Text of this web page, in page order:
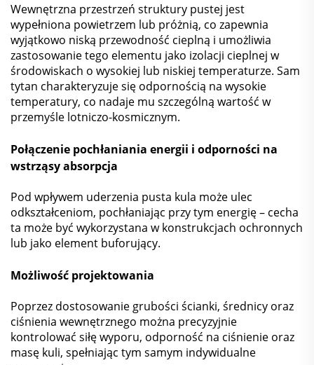
Wewnętrzna przestrzeń struktury pustej jest
wypełniona powietrzem lub próżnią, co zapewnia
wyjątkowo niską przewodność cieplną i umożliwia
zastosowanie tego elementu jako izolacji cieplnej w
środowiskach o wysokiej lub niskiej temperaturze. Sam
tytan charakteryzuje się odpornością na wysokie
temperatury, co nadaje mu szczególną wartość w
przemyśle lotniczo-kosmicznym.
Połączenie pochłaniania energii i odporności na
wstrząsyabsorpcja
Pod wpływem uderzenia pusta kula może ulec
odkształceniom, pochłaniając przy tym energię – cecha
ta może być wykorzystana w konstrukcjach ochronnych
lub jako element buforujący.
Możliwość projektowania
Poprzez dostosowanie grubości ścianki, średnicy oraz
ciśnienia wewnętrznego można precyzyjnie
kontrolować siłę wyporu, odporność na ciśnienie oraz
masę kuli, spełniając tym samym indywidualne